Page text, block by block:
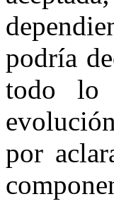
podría
todo lo
por